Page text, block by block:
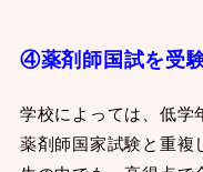
④薬剤師国試を受
学校によっては、低学
薬剤師国家試験と重複